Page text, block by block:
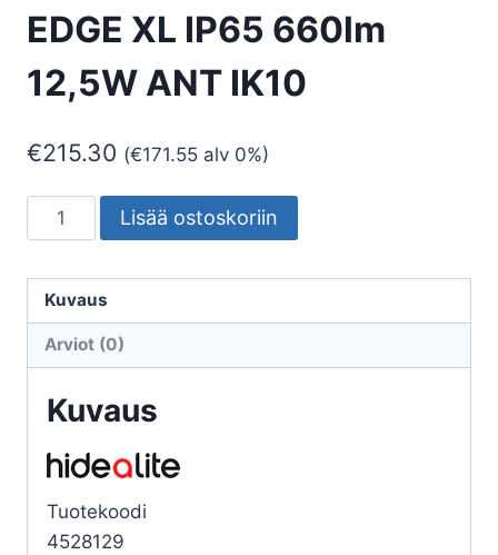
EDGE XL IP65 660lm
12,5W ANT IK10
€215.30 (€171.55 alv 0%)
SEINÄVALAISIN
ULKO
XL
IP65
ANT
IK10
määrä
Lisää ostoskoriin
Kuvaus
Arviot (0)
Kuvaus
Tuotekoodi
4528129